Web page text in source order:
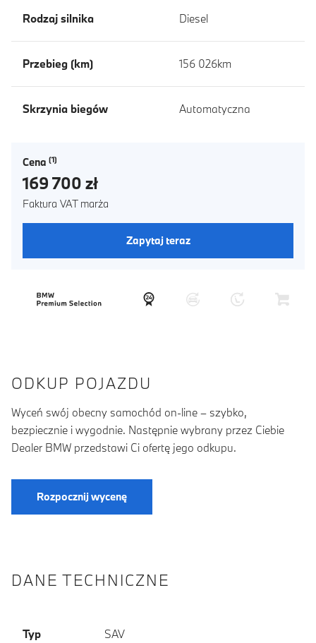
Rodzaj silnika Diesel
Przebieg (km) 156 026km
Skrzynia biegów Automatyczna
Cena
169 700 zł
Faktura VAT marża
Zapytaj teraz
ODKUP POJAZDU
Wyceń swój obecny samochód on-line – szybko,
bezpiecznie i wygodnie. Następnie wybrany przez Ciebie
Dealer BMW przedstawi Ci ofertę jego odkupu.
Rozpocznij wycenę
DANE TECHNICZNE
Typ
SAV